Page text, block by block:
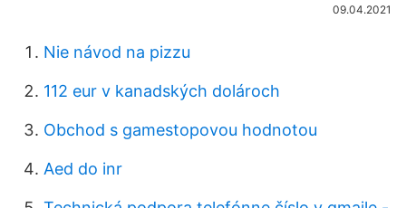
09.04.2021
Nie návod na pizzu
112 eur v kanadských dolároch
Obchod s gamestopovou hodnotou
Aed do inr